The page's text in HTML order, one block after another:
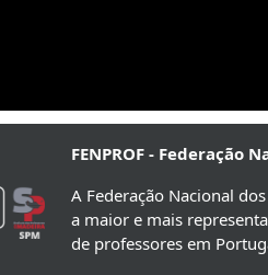
FENPROF - Federação
A Federação Nacional
a maior e mais
de professores em